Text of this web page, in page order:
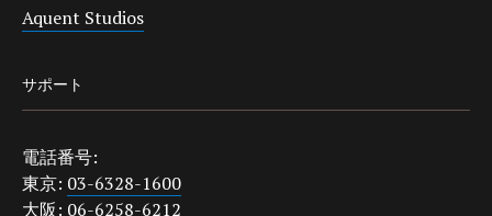
Aquent Studios
サポート
電話番号:
東京: 03-6328-1600
大阪: 06-6258-6212